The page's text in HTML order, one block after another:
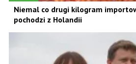
Niemal co drugi kilogram
pochodzi z Holandii